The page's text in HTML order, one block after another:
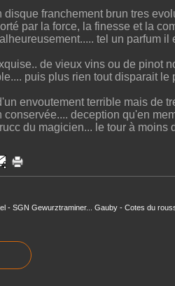
franchement brun tres
par la force, la finesse et la
tel un parfum
de vieux vins ou de pinot
puis plus rien tout disparait le
envoutement terrible mais de
deception qu'en
du magicien... le tour à moins
- SGN Gewurztraminer... Gauby - Cotes du